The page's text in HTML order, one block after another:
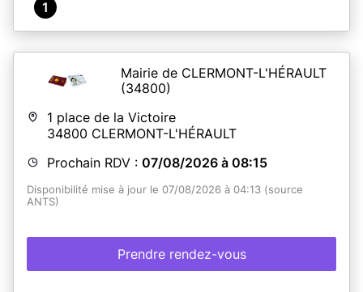
1
Mairie de CLERMONT-L'HÉRAULT
(34800)
1 place de la Victoire
34800 CLERMONT-L'HÉRAULT
Prochain RDV : 07/08/2026 à 08:15
Disponibilité mise à jour le 07/08/2026 à 04:13 (source
ANTS)
Prendre rendez-vous